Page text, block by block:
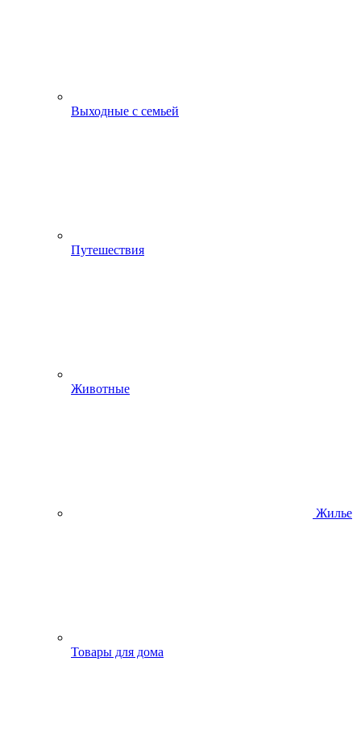
Выходные с семьей
Путешествия
Животные
Жилье
Товары для дома